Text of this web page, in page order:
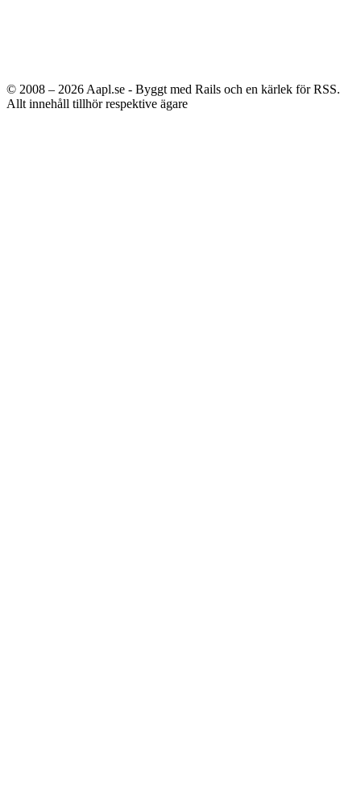
© 2008 – 2026 Aapl.se - Byggt med Rails och en kärlek för RSS.
Allt innehåll tillhör respektive ägare